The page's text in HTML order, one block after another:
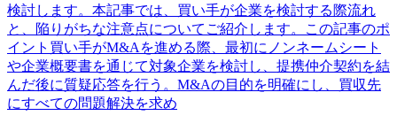
検討します。本記事では、買い手が企業を検討する際流れ
と、陥りがちな注意点についてご紹介します。この記事のポ
イント買い手がM&Aを進める際、最初にノンネームシート
や企業概要書を通じて対象企業を検討し、提携仲介契約を結
んだ後に質疑応答を行う。M&Aの目的を明確にし、買収先
にすべての問題解決を求め